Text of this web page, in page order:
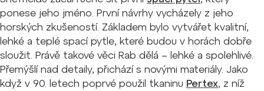
ponese jeho jméno. První návrhy vycházely z jeho
horských zkušeností. Základem bylo vytvářet kvalitní,
lehké a teplé spací pytle, které budou v horách dobře
sloužit. Právě takové věci Rab dělá – lehké a spolehlivé.
Přemýšlí nad detaily, přichází s novými materiály. Jako
když v 90. letech poprvé použil tkaninu Pertex, z níž